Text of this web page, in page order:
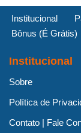
Institucional
Bônus (É Grátis)
Institucional
Sobre
Política de
Contato | Fale